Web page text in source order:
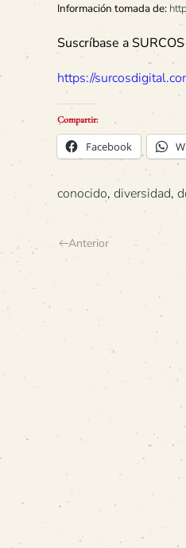
Información tomada de:
Suscríbase a
https://
Compartir:
Facebook
conocido, diversidad,
Anterior